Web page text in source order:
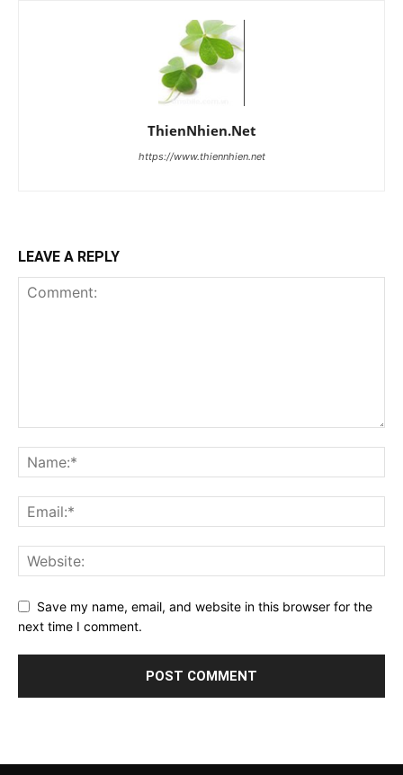
ThienNhien.Net
https://www.thiennhien.net
LEAVE A REPLY
Save my name, email, and website in this browser for the
next time I comment.